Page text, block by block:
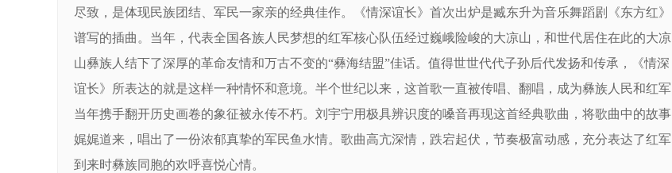
尽致，是体现民族团结、军民一家亲的经典佳作。《情深谊长》首次出炉是臧东升为音乐舞蹈剧《东方红》
谱写的插曲。当年，代表全国各族人民梦想的红军核心队伍经过巍峨险峻的大凉山，和世代居住在此的大凉
山彝族人结下了深厚的革命友情和万古不变的“彝海结盟”佳话。值得世世代代子孙后代发扬和传承，《情深
谊长》所表达的就是这样一种情怀和意境。半个世纪以来，这首歌一直被传唱、翻唱，成为彝族人民和红军
当年携手翻开历史画卷的象征被永传不朽。刘宇宁用极具辨识度的嗓音再现这首经典歌曲，将歌曲中的故事
娓娓道来，唱出了一份浓郁真挚的军民鱼水情。歌曲高亢深情，跌宕起伏，节奏极富动感，充分表达了红军
到来时彝族同胞的欢呼喜悦心情。